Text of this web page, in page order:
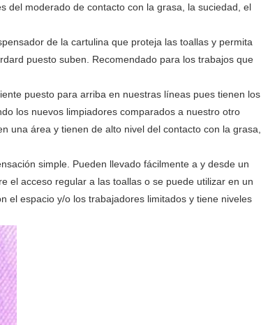
del moderado de contacto con la grasa, la suciedad, el
de la cartulina que proteja las toallas y permita
puesto suben. Recomendado para los trabajos que
puesto para arriba en nuestras líneas pues tienen los
los nuevos limpiadores comparados a nuestro otro
una área y tienen de alto nivel del contacto con la grasa,
simple. Pueden llevado fácilmente a y desde un
el acceso regular a las toallas o se puede utilizar en un
el espacio y/o los trabajadores limitados y tiene niveles